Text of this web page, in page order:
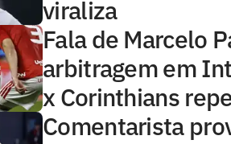
viraliza
Fala de Marcelo
arbitragem em
x Corinthians
Comentarista